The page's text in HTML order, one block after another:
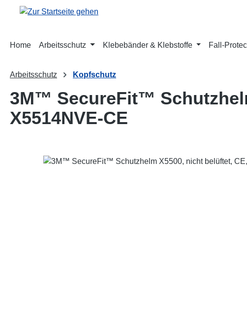
Hauptinhalt springen
Zur Suche springen
Zur Hauptnavigation springen
Home Arbeitsschutz Klebebänder & Klebstoffe Fall-
Arbeitsschutz Kopfschutz
3M™ SecureFit™
X5514NVE-CE
Bildergalerie überspringen